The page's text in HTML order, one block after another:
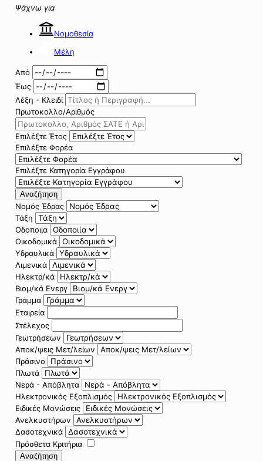
Ψάχνω για
Νομοθεσία
Μέλη
Από
Έως
Λέξη - Κλειδί
Πρωτοκολλο/Αριθμός
Επιλέξτε Έτος
Επιλέξτε Φορέα
Επιλέξτε Κατηγορία Εγγράφου
Αναζήτηση
Νομός Έδρας
Τάξη
Οδοποιία
Οικοδομικά
Υδραυλικά
Λιμενικά
Ηλεκτρ/κά
Βιομ/κά Ενεργ
Γράμμα
Εταιρεία
Στέλεχος
Γεωτρήσεων
Αποκ/ψεις Μετ/λείων
Πράσινο
Πλωτά
Νερά - Απόβλητα
Ηλεκτρονικός Εξοπλισμός
Ειδικές Μονώσεις
Ανελκυστήρων
Δασοτεχνικά
Πρόσθετα Κριτήρια
Αναζήτηση